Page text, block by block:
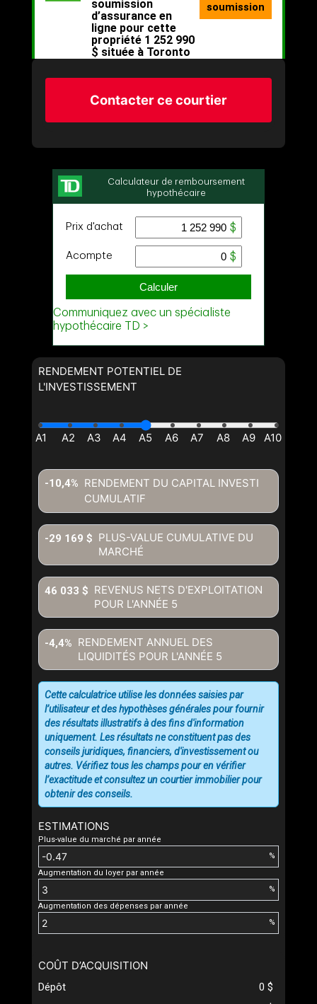
Contacter ce courtier
RENDEMENT POTENTIEL DE
L'INVESTISSEMENT
RENDEMENT DU CAPITAL INVESTI
CUMULATIF
-10,4%
PLUS-VALUE CUMULATIVE DU
MARCHÉ
-29 169 $
REVENUS NETS D'EXPLOITATION
POUR L'ANNÉE 5
46 033 $
RENDEMENT ANNUEL DES
LIQUIDITÉS POUR L'ANNÉE 5
-4,4%
ESTIMATIONS
Plus-value du marché par année
%
Augmentation du loyer par année
%
Augmentation des dépenses par année
%
Cette calculatrice utilise les données saisies par
l’utilisateur et des hypothèses générales pour fournir
des résultats illustratifs à des fins d'information
uniquement. Les résultats ne constituent pas des
conseils juridiques, financiers, d'investissement ou
autres. Vérifiez tous les champs pour en vérifier
l’exactitude et consultez un courtier immobilier pour
obtenir des conseils.
COÛT D’ACQUISITION
Dépôt
0 $